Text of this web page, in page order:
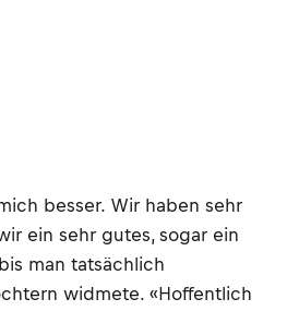
besser. Wir haben sehr
ein sehr gutes, sogar ein
man tatsächlich
widmete. «Hoffentlich